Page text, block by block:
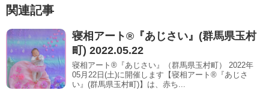
関連記事
寝相アート®︎『あじさい』(群馬県玉村
町) 2022.05.22
寝相アート®『あじさい』（群馬県玉村町） 2022年
05月22日(土)に開催します【寝相アート®︎『あじさ
い』(群馬県玉村町)】は、赤ち...